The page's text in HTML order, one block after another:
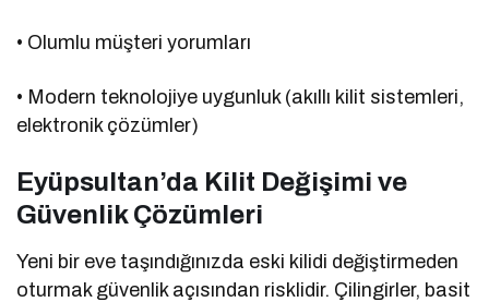
• Olumlu müşteri yorumları
• Modern teknolojiye uygunluk (akıllı kilit sistemleri,
elektronik çözümler)
Eyüpsultan’da Kilit Değişimi ve
Güvenlik Çözümleri
Yeni bir eve taşındığınızda eski kilidi değiştirmeden
oturmak güvenlik açısından risklidir. Çilingirler, basit